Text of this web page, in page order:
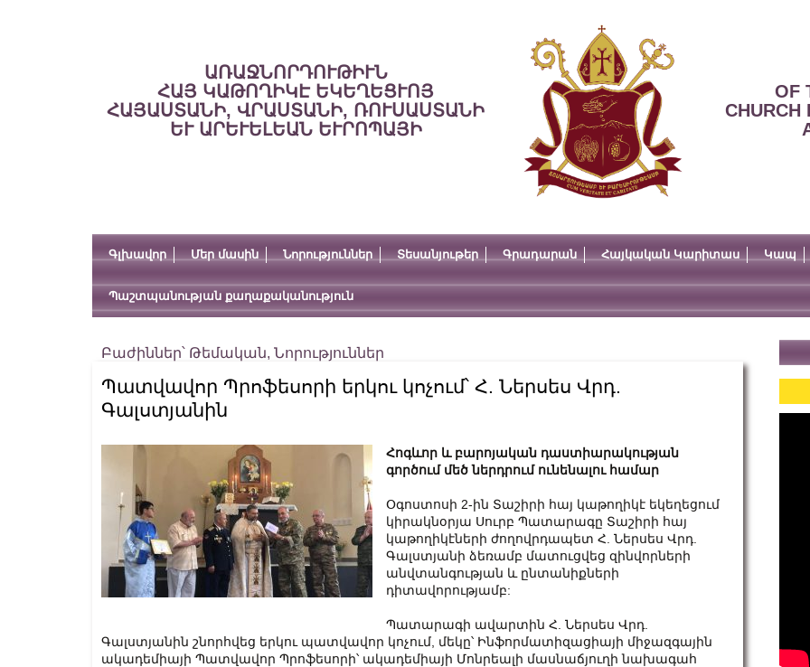
ԱՌԱՋՆՈՐԴՈՒԹԻՒՆ
ՀԱՅ ԿԱԹՈՂԻԿԷ ԵԿԵՂԵՑՒՈՅ
ՀԱՅԱՍՏԱՆԻ, ՎՐԱՍՏԱՆԻ, ՌՈՒՍԱՍՏԱՆԻ
ԵՒ ԱՐԵՒԵԼԵԱՆ ԵՒՐՈՊԱՅԻ
OF
CHURCH
Գլխավոր Մեր մասին Նորություններ Տեսանյութեր Գրադարան Հայկական Կարիտաս Կապ
Պաշտպանության քաղաքականություն
Բաժիններ՝ Թեմական, Նորություններ
Պատվավոր Պրոֆեսորի երկու կոչում՝ Հ. Ներսես Վրդ.
Գալստյանին
Հոգևոր և բարոյական դաստիարակության
գործում մեծ ներդրում ունենալու համար
Օգոստոսի 2-ին Տաշիրի հայ կաթողիկէ եկեղեցում
կիրակնօրյա Սուրբ Պատարագը Տաշիրի հայ
կաթողիկէների ժողովրդապետ Հ. Ներսես Վրդ.
Գալստյանի ձեռամբ մատուցվեց զինվորների
անվտանգության և ընտանիքների
դիտավորությամբ:
Պատարագի ավարտին Հ. Ներսես Վրդ.
Գալստյանին շնորհվեց երկու պատվավոր կոչում, մեկը՝ Ինֆորմատիզացիայի միջազգային
ակադեմիայի Պատվավոր Պրոֆեսորի՝ ակադեմիայի Մոնրեալի մասնաճյուղի նախագահ